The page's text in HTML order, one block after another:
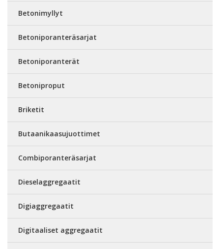
Betonimyllyt
Betoniporanteräsarjat
Betoniporanterät
Betoniproput
Briketit
Butaanikaasujuottimet
Combiporanteräsarjat
Dieselaggregaatit
Digiaggregaatit
Digitaaliset aggregaatit